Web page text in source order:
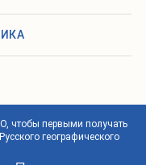
чтобы первыми получать
географического